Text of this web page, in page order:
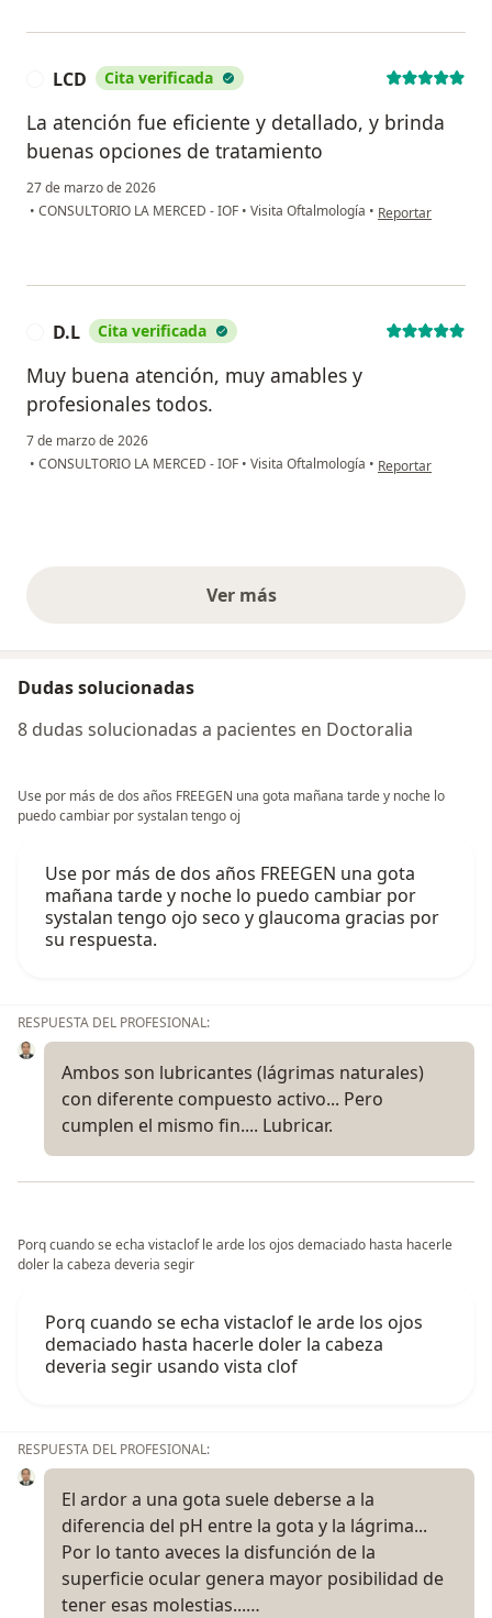
LCD Cita verificada
La atención fue eficiente y detallado, y brinda
buenas opciones de tratamiento
27 de marzo de 2026
• CONSULTORIO LA MERCED - IOF • Visita Oftalmología • en opinión del
Reportar
D.L Cita verificada
Muy buena atención, muy amables y
profesionales todos.
7 de marzo de 2026
• CONSULTORIO LA MERCED - IOF • Visita Oftalmología • en opinión del
Reportar
Ver másopiniones anteriores
Dudas solucionadas
8 dudas solucionadas a pacientes en Doctoralia
Use por más de dos años FREEGEN una gota mañana tarde y noche lo
puedo cambiar por systalan tengo oj
Use por más de dos años FREEGEN una gota
mañana tarde y noche lo puedo cambiar por
systalan tengo ojo seco y glaucoma gracias por
su respuesta.
RESPUESTA DEL PROFESIONAL:
Ambos son lubricantes (lágrimas naturales)
con diferente compuesto activo... Pero
cumplen el mismo fin.... Lubricar.
Porq cuando se echa vistaclof le arde los ojos demaciado hasta hacerle
doler la cabeza deveria segir
Porq cuando se echa vistaclof le arde los ojos
demaciado hasta hacerle doler la cabeza
deveria segir usando vista clof
RESPUESTA DEL PROFESIONAL:
El ardor a una gota suele deberse a la
diferencia del pH entre la gota y la lágrima...
Por lo tanto aveces la disfunción de la
superficie ocular genera mayor posibilidad de
tener esas molestias...…